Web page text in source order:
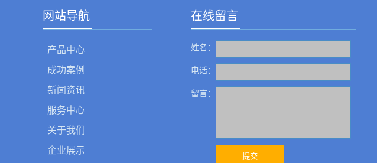
网站导航
产品中心
成功案例
新闻资讯
服务中心
关于我们
企业展示
在线留言
姓名：
电话：
留言：